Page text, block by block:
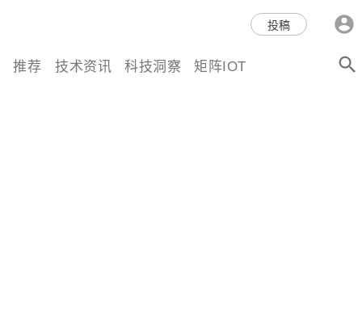
科技互联网,科技,资讯,动态,洞
察,量子,计算,AI,人工智能,机器
投稿
推荐 技术资讯 科技洞察 矩阵IOT